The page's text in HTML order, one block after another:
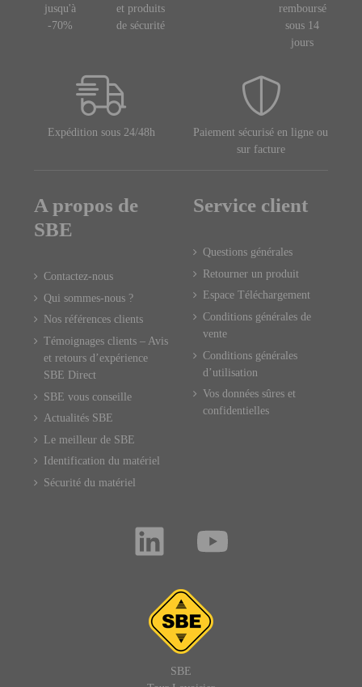
jusqu'à
-70%
et produits
de sécurité
remboursé
sous 14
jours
Expédition sous 24/48h
Paiement sécurisé en ligne ou
sur facture
A propos de
SBE
Contactez-nous
Qui sommes-nous ?
Nos références clients
Témoignages clients – Avis
et retours d’expérience
SBE Direct
SBE vous conseille
Actualités SBE
Le meilleur de SBE
Identification du matériel
Sécurité du matériel
Service client
Questions générales
Retourner un produit
Espace Téléchargement
Conditions générales de
vente
Conditions générales
d’utilisation
Vos données sûres et
confidentielles
SBE